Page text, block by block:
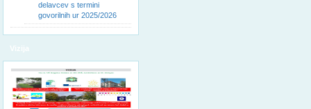
delavcev s termini
govorilnih ur 2025/2026
Vizija